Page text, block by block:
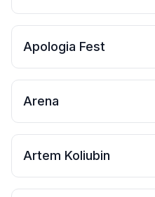
Apologia Fest
Arena
Artem Koliubin